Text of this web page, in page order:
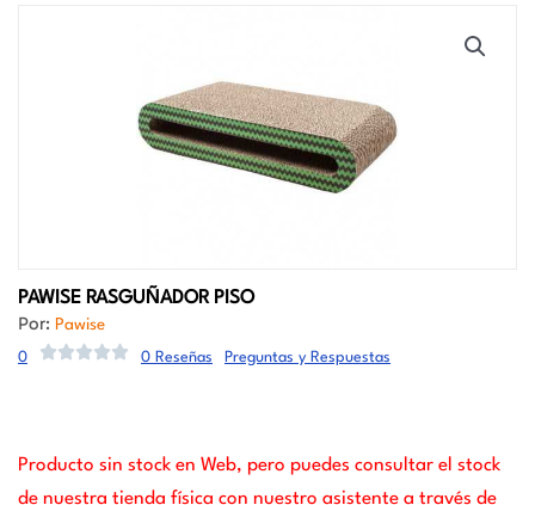
PAWISE RASGUÑADOR PISO
Por: Pawise
0 0 Reseñas Preguntas y Respuestas
Producto sin stock en Web, pero puedes consultar el stock
de nuestra tienda física con nuestro asistente a través de